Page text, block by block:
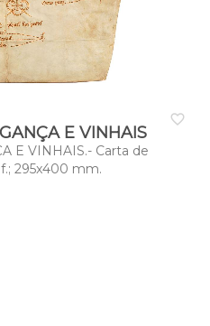
favorite_border
E VINHAIS
E VINHAIS.- Carta de
f.; 295x400 mm.